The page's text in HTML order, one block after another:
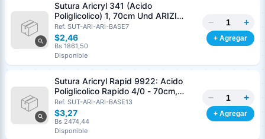
Sutura Aricryl 341 (Acido
Poliglicolico) 1, 70cm Und ARIZI
Aguja de 1/2 Circulo Punta Conica
36mm
Ref. SUT-ARI-ARI-BASE7
$2,46
Bs 1861,50
Disponible
− +
+ Agregar
Sutura Aricryl Rapid 9922: Acido
Poliglicolico Rapido 4/0 - 70cm,
aguja de 3/8 Corte Inverso 19mm
Und ARIZI Absorbible
Ref. SUT-ARI-ARI-BASE13
$3,27
Bs 2474,44
Disponible
− +
+ Agregar